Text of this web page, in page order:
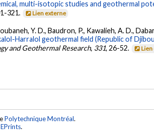
multi-isotopic studies and geothermal
321. Lien externe
Y. D., Baudron, P., Kawalieh, A. D.,
Harralol geothermal field (Republic of
and Geothermal Research, 331, 26-52.
Polytechnique Montréal.
EPrints.